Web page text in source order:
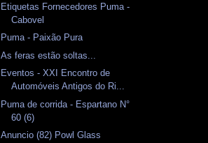
Etiquetas Fornecedores Puma -
Cabovel
Puma - Paixão Pura
As feras estão soltas...
Eventos - XXI Encontro de
Automóveis Antigos do Ri...
Puma de corrida - Espartano N°
60 (6)
Anuncio (82) Powl Glass